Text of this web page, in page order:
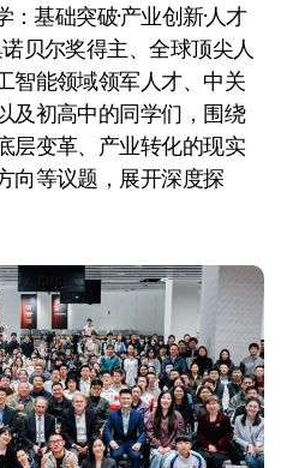
基础突破·产业创新·人才
贝尔奖得主、全球顶尖人
智能领域领军人才、中关
及初高中的同学们，围绕
层变革、产业转化的现实
向等议题，展开深度探